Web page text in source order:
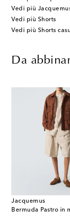
Vedi più
Vedi più Shorts
Vedi più Shorts
Da
Jacquemus
Bermuda Pastro in